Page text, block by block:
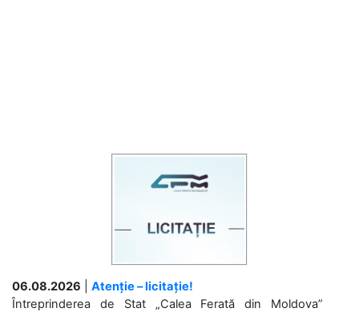
06.08.2026
Atenție – licitație!
Întreprinderea de Stat „Calea Ferată din Moldova”